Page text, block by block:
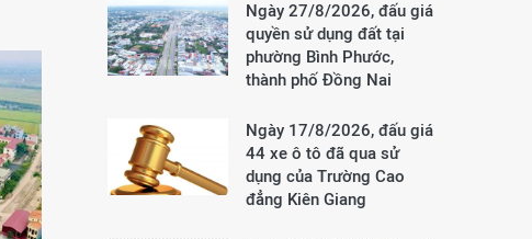
Ngày 27/8/2026, đấu giá
quyền sử dụng đất tại
phường Bình Phước,
thành phố Đồng Nai
Ngày 17/8/2026, đấu giá
44 xe ô tô đã qua sử
dụng của Trường Cao
đẳng Kiên Giang